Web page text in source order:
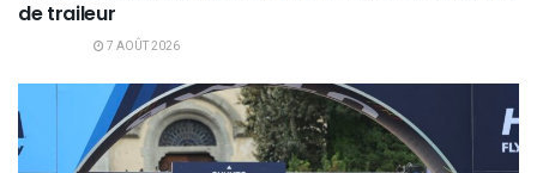
de traileur
7 AOÛT 2026